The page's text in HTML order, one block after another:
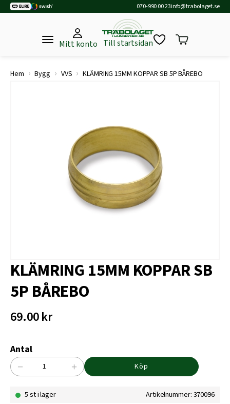
070-990 00 23info@trabolaget.se
Mitt konto Till startsidan
Hem › Bygg › VVS › KLÄMRING 15MM KOPPAR SB 5P BÅREBO
KLÄMRING 15MM KOPPAR SB
5P BÅREBO
69.00kr
Antal
KLÄMRING
KOPPAR
− + Köp
5 st i lager Artikelnummer: 370096